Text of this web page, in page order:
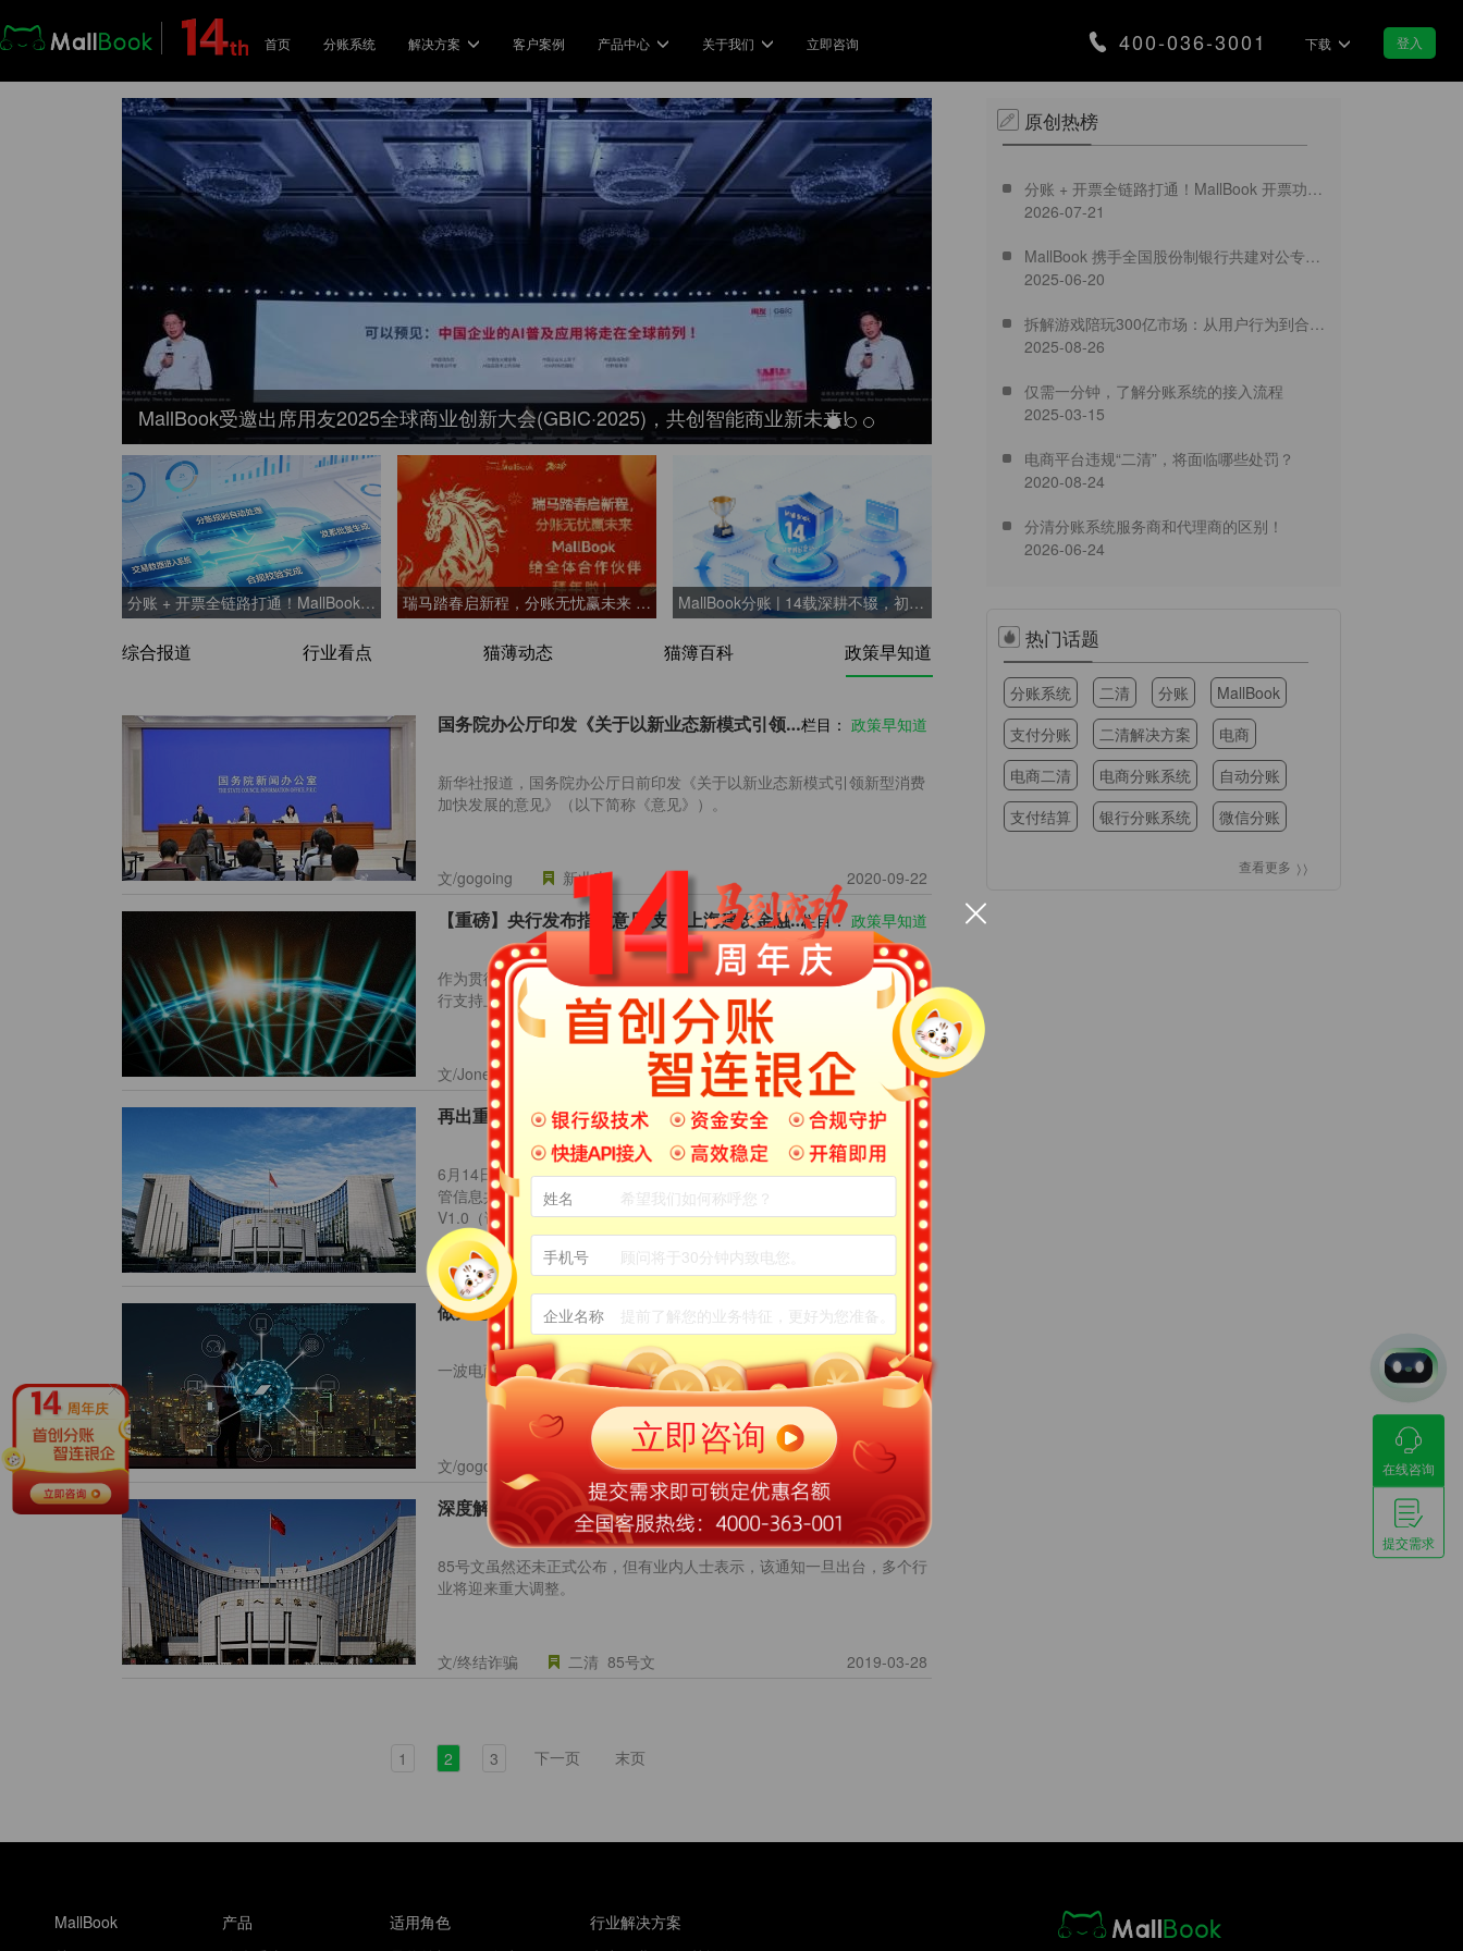
姓名
手机号
企业名称
首页 分账系统 解决方案
解决方案 Industry Solution
电商行业
支持多级商户的账务清分
农贸市场
实现摊贩的快速收款和分账 分账让智慧景区交易更智能
与加盟店灵活有序地分享利益 美团/抖音/饿了么的分账小工具
集市/夜市
用分账带动区域地摊经济
校园外卖 智慧旅游
旅游业的交易数字化变革
医疗行业
共享设备
分账让共享业务指数型增长
教育行业
合理分配装修资金款
汽车后市场
用分账轻松管理汽车后市场
客户案例 产品中心
产品中心 Product Service
简单分账
一键分账，轻松管理全平台账务 合规经营，筑牢企业发展安全防线
合规优势转化为企业的核心竞争
力
电商支付
一键收款即可实现销售翻番
银行金融科技
让数字银行业务运营简单和自动
化
用分账获取银行金融服务
打款认证
一行代码轻松校验企业信息
收款工具
支持各类收款硬件设备
关于我们
关于我们
公司介绍
定义了分账的标准
合作，成长，共赢
新闻中心
最新，最热的分账资讯
视频中心
荣誉证书
专利、安全证书、软著
立即咨询 400-036-3001 下载 登入
MallBook受邀出席用友2025全球商业创新大会(GBIC·2025)，共创智能商业新未来!
分账 + 开票全链路打通！MallBook 开票功能正式上线 瑞马踏春启新程，分账无忧赢未来 ——MallBook 给全体合作伙伴拜年啦! MallBook分账 | 14载深耕不辍，初心如磐，与您共赴新程
综合报道 行业看点 猫薄动态 猫簿百科 政策早知道
国务院办公厅印发《关于以新业态新模式引领新型消费加快发展的意见》栏目： 政策早知道
新华社报道，国务院办公厅日前印发《关于以新业态新模式引领新型消费
加快发展的意见》（以下简称《意见》）。
文/gogoing 新业态 2020-09-22
【重磅】央行发布指导意见 支持上海建设金融科技中心栏目： 政策早知道
作为贯彻落实《金融科技（FinTech）发展规划（2019-2021年）》，央
行支持上海市政府做好上海金融科技中心建设。
文/Jone 2019-10-31
再出重拳，央行支付结算合规监管数据接口规范V1.0栏目：政策早知道
6月14日，为提高支付结算业务执法检查效率，推进非现场监管，强化监
管信息共享，中国人民银行制定了《支付结算合规监管数据接口规范
V1.0（试行）》标准。
文/支付快讯 支付结算监管 2019-06-18
做大电商！福建出台加快平台经济发展实施意见 打造五大平台体系 栏目： 政策早知道
一波电商政策福利来袭，福建加快平台经济发展意见。
文/gogoing 2019-04-09
深度解读人行85号文：多个行业将迎来重大调整！栏目： 政策早知道
85号文虽然还未正式公布，但有业内人士表示，该通知一旦出台，多个行
业将迎来重大调整。
文/终结诈骗 二清 85号文 2019-03-28
1 2 3 下一页 末页
原创热榜
分账 + 开票全链路打通！MallBook 开票功能
正式上线
2026-07-21
MallBook 携手全国股份制银行共建对公专业
结算新生态
2025-06-20
拆解游戏陪玩300亿市场：从用户行为到合规
破局，MallBook分账方案如何重塑
2025-08-26
仅需一分钟，了解分账系统的接入流程
2025-03-15
电商平台违规“二清”，将面临哪些处罚？
2020-08-24
分清分账系统服务商和代理商的区别！
2026-06-24
热门话题
分账系统 二清 分账
MallBook
支付分账
二清解决方案
电商
电商二清
电商分账系统
自动分账
支付结算
银行分账系统
微信分账
查看更多
MallBook
产品
适用角色
行业解决方案
在线咨询
提交需求